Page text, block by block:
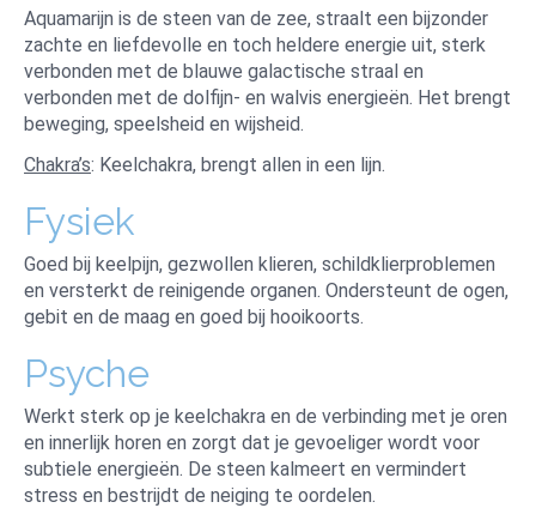
Aquamarijn is de steen van de zee, straalt een bijzonder
zachte en liefdevolle en toch heldere energie uit, sterk
verbonden met de blauwe galactische straal en
verbonden met de dolfijn- en walvis energieën. Het brengt
beweging, speelsheid en wijsheid.
Chakra’s: Keelchakra, brengt allen in een lijn.
Fysiek
Goed bij keelpijn, gezwollen klieren, schildklierproblemen
en versterkt de reinigende organen. Ondersteunt de ogen,
gebit en de maag en goed bij hooikoorts.
Psyche
Werkt sterk op je keelchakra en de verbinding met je oren
en innerlijk horen en zorgt dat je gevoeliger wordt voor
subtiele energieën. De steen kalmeert en vermindert
stress en bestrijdt de neiging te oordelen.